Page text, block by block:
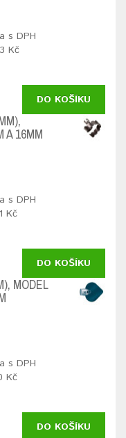
s DPH
Kč
DO KOŠÍKU
A 16MM
s DPH
Kč
DO KOŠÍKU
MODEL
s DPH
Kč
DO KOŠÍKU